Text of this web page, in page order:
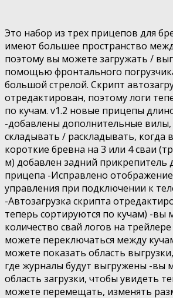
Это набор из трех прицепов для
имеют большее пространство
поэтому вы можете загружать /
помощью фронтального
большой стрелой. Скрипт
отредактирован, поэтому логи
по кучам. v1.2 новые прицепы
-добавлены дополнительные
складывать / раскладывать, когда
короткие бревна на 3 или 4 сваи
м) добавлен задний прикрепитель
прицепа -Исправлено
управления при подключении к
-Автозагрузка скрипта
теперь сортируются по кучам) -вы
количество свай логов на
можете переключаться между
можете показать область
где журналы будут выгружены -вы
область загрузки, чтобы увидеть
можете перемещать, изменять